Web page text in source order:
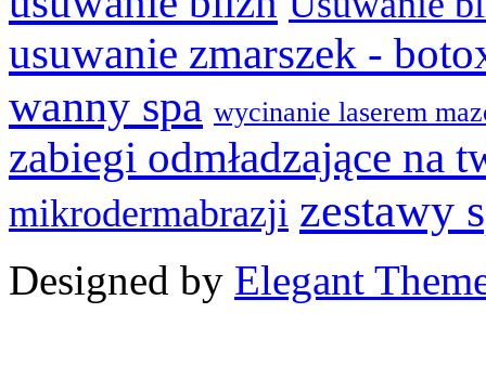
usuwanie zmarszek -
wanny spa wycinanie laserem
zabiegi odmładzające na
mikrodermabrazji zestawy
Designed by Elegant